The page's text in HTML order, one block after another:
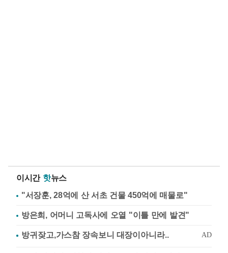
이시간 핫뉴스
"서장훈, 28억에 산 서초 건물 450억에 매물로"
방은희, 어머니 고독사에 오열 "이틀 만에 발견"